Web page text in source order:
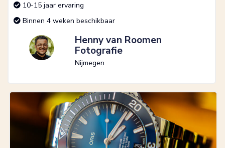
10-15 jaar ervaring
Binnen 4 weken beschikbaar
Henny van Roomen
Fotografie
Nijmegen